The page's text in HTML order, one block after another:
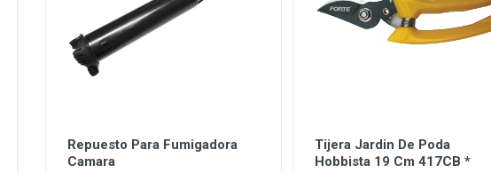
Repuesto Para Fumigadora
Camara
Tijera Jardin De Poda
Hobbista 19 Cm 417CB *